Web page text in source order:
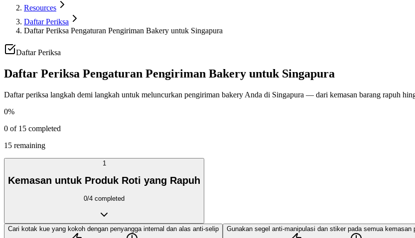
Resources
Daftar Periksa
Daftar Periksa Pengaturan Pengiriman Bakery untuk Singapura
Daftar Periksa
Daftar Periksa Pengaturan Pengiriman Bakery untuk Singapura
Daftar periksa langkah demi langkah untuk meluncurkan pengiriman bakery Anda di Singapura — dari kemasan barang rapuh
0%
0 of 15 completed
15 remaining
1
Kemasan untuk Produk Roti yang Rapuh
0/4 completed
Cari kotak kue yang kokoh dengan penyangga internal dan alas anti-selip
Gunakan segel anti-manipulasi dan stiker pada semua kemasan